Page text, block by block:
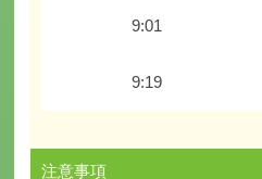
9:01
9:19
注意事項